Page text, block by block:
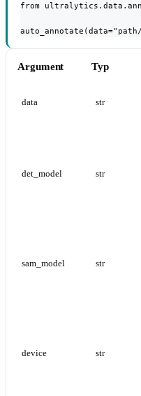
from
Argument Typ
data str
det_model str
sam_model str
device str